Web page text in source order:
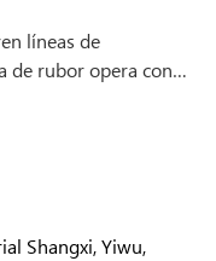
de
Fábrica
Shangxi, Yiwu,